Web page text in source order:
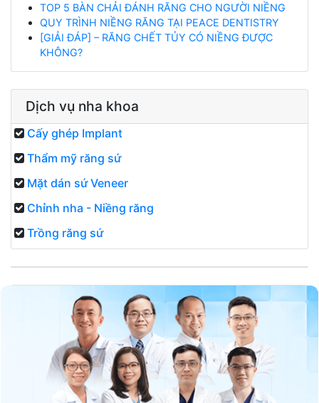
TOP 5 BÀN CHẢI ĐÁNH RĂNG CHO NGƯỜI NIỀNG
QUY TRÌNH NIỀNG RĂNG TẠI PEACE DENTISTRY
[GIẢI ĐÁP] – RĂNG CHẾT TỦY CÓ NIỀNG ĐƯỢC
KHÔNG?
Dịch vụ nha khoa
Cấy ghép Implant
Thẩm mỹ răng sứ
Mặt dán sứ Veneer
Chỉnh nha - Niềng răng
Trồng răng sứ